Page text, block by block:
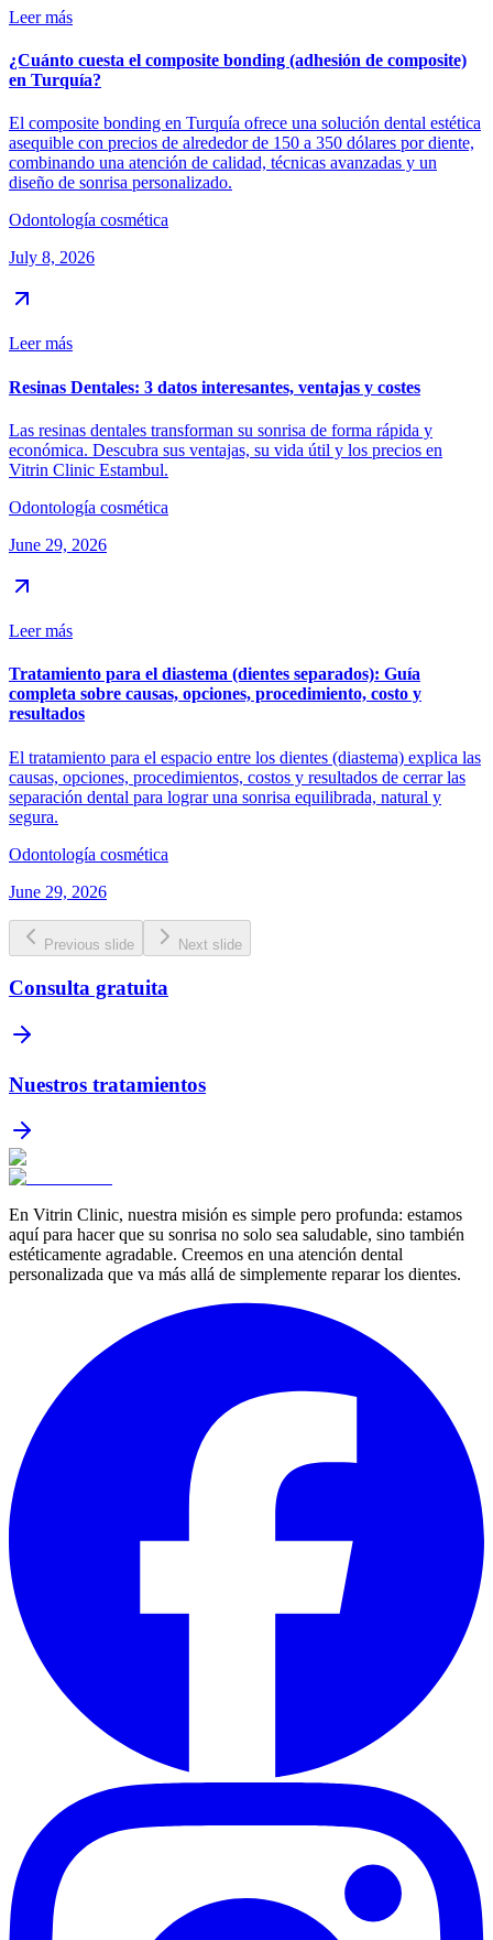
Leer más
¿Cuánto cuesta el composite bonding (adhesión de composite)
en Turquía?
El composite bonding en Turquía ofrece una solución dental estética
asequible con precios de alrededor de 150 a 350 dólares por diente,
combinando una atención de calidad, técnicas avanzadas y un
diseño de sonrisa personalizado.
Odontología cosmética
July 8, 2026
Leer más
Resinas Dentales: 3 datos interesantes, ventajas y costes
Las resinas dentales transforman su sonrisa de forma rápida y
económica. Descubra sus ventajas, su vida útil y los precios en
Vitrin Clinic Estambul.
Odontología cosmética
June 29, 2026
Leer más
Tratamiento para el diastema (dientes separados): Guía
completa sobre causas, opciones, procedimiento, costo y
resultados
El tratamiento para el espacio entre los dientes (diastema) explica las
causas, opciones, procedimientos, costos y resultados de cerrar las
separación dental para lograr una sonrisa equilibrada, natural y
segura.
Odontología cosmética
June 29, 2026
Previous slide Next slide
Consulta gratuita
Nuestros tratamientos
En Vitrin Clinic, nuestra misión es simple pero profunda: estamos
aquí para hacer que su sonrisa no solo sea saludable, sino también
estéticamente agradable. Creemos en una atención dental
personalizada que va más allá de simplemente reparar los dientes.